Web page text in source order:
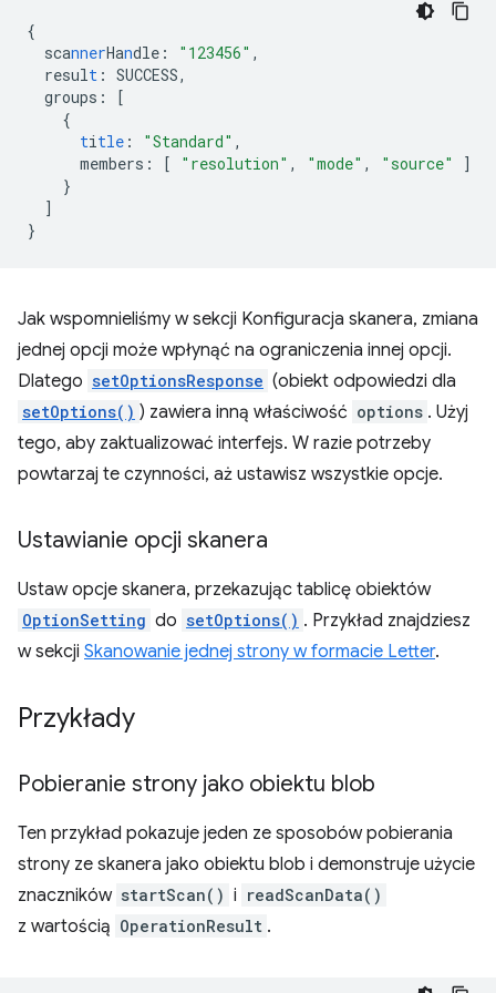
{
scannerHandle : "123456" ,
result : SUCCESS,
groups :
[
{
title : "Standard" ,
members : [ "resolution" , "mode" , "source"
]
}
]
}
Jak wspomnieliśmy w sekcji Konfiguracja skanera, zmiana
jednej opcji może wpłynąć na ograniczenia innej opcji.
Dlatego setOptionsResponse (obiekt odpowiedzi dla
setOptions() ) zawiera inną właściwość options . Użyj
tego, aby zaktualizować interfejs. W razie potrzeby
powtarzaj te czynności, aż ustawisz wszystkie opcje.
Ustawianie opcji skanera
Ustaw opcje skanera, przekazując tablicę obiektów
OptionSetting do setOptions() . Przykład znajdziesz
w sekcji Skanowanie jednej strony w formacie Letter.
Przykłady
Pobieranie strony jako obiektu blob
Ten przykład pokazuje jeden ze sposobów pobierania
strony ze skanera jako obiektu blob i demonstruje użycie
znaczników startScan() i readScanData()
z wartością OperationResult .